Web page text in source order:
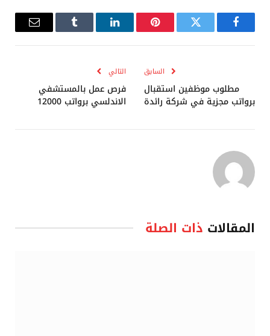
فيسبوك تويتر بينتيريستلينكدإن Tumblr
البريد
السابق
مطلوب موظفين استقبال
برواتب مجزية في شركة رائدة
التالي
فرص عمل بالمستشفي
الاندلسي برواتب 12000
المقالات ذات الصلة